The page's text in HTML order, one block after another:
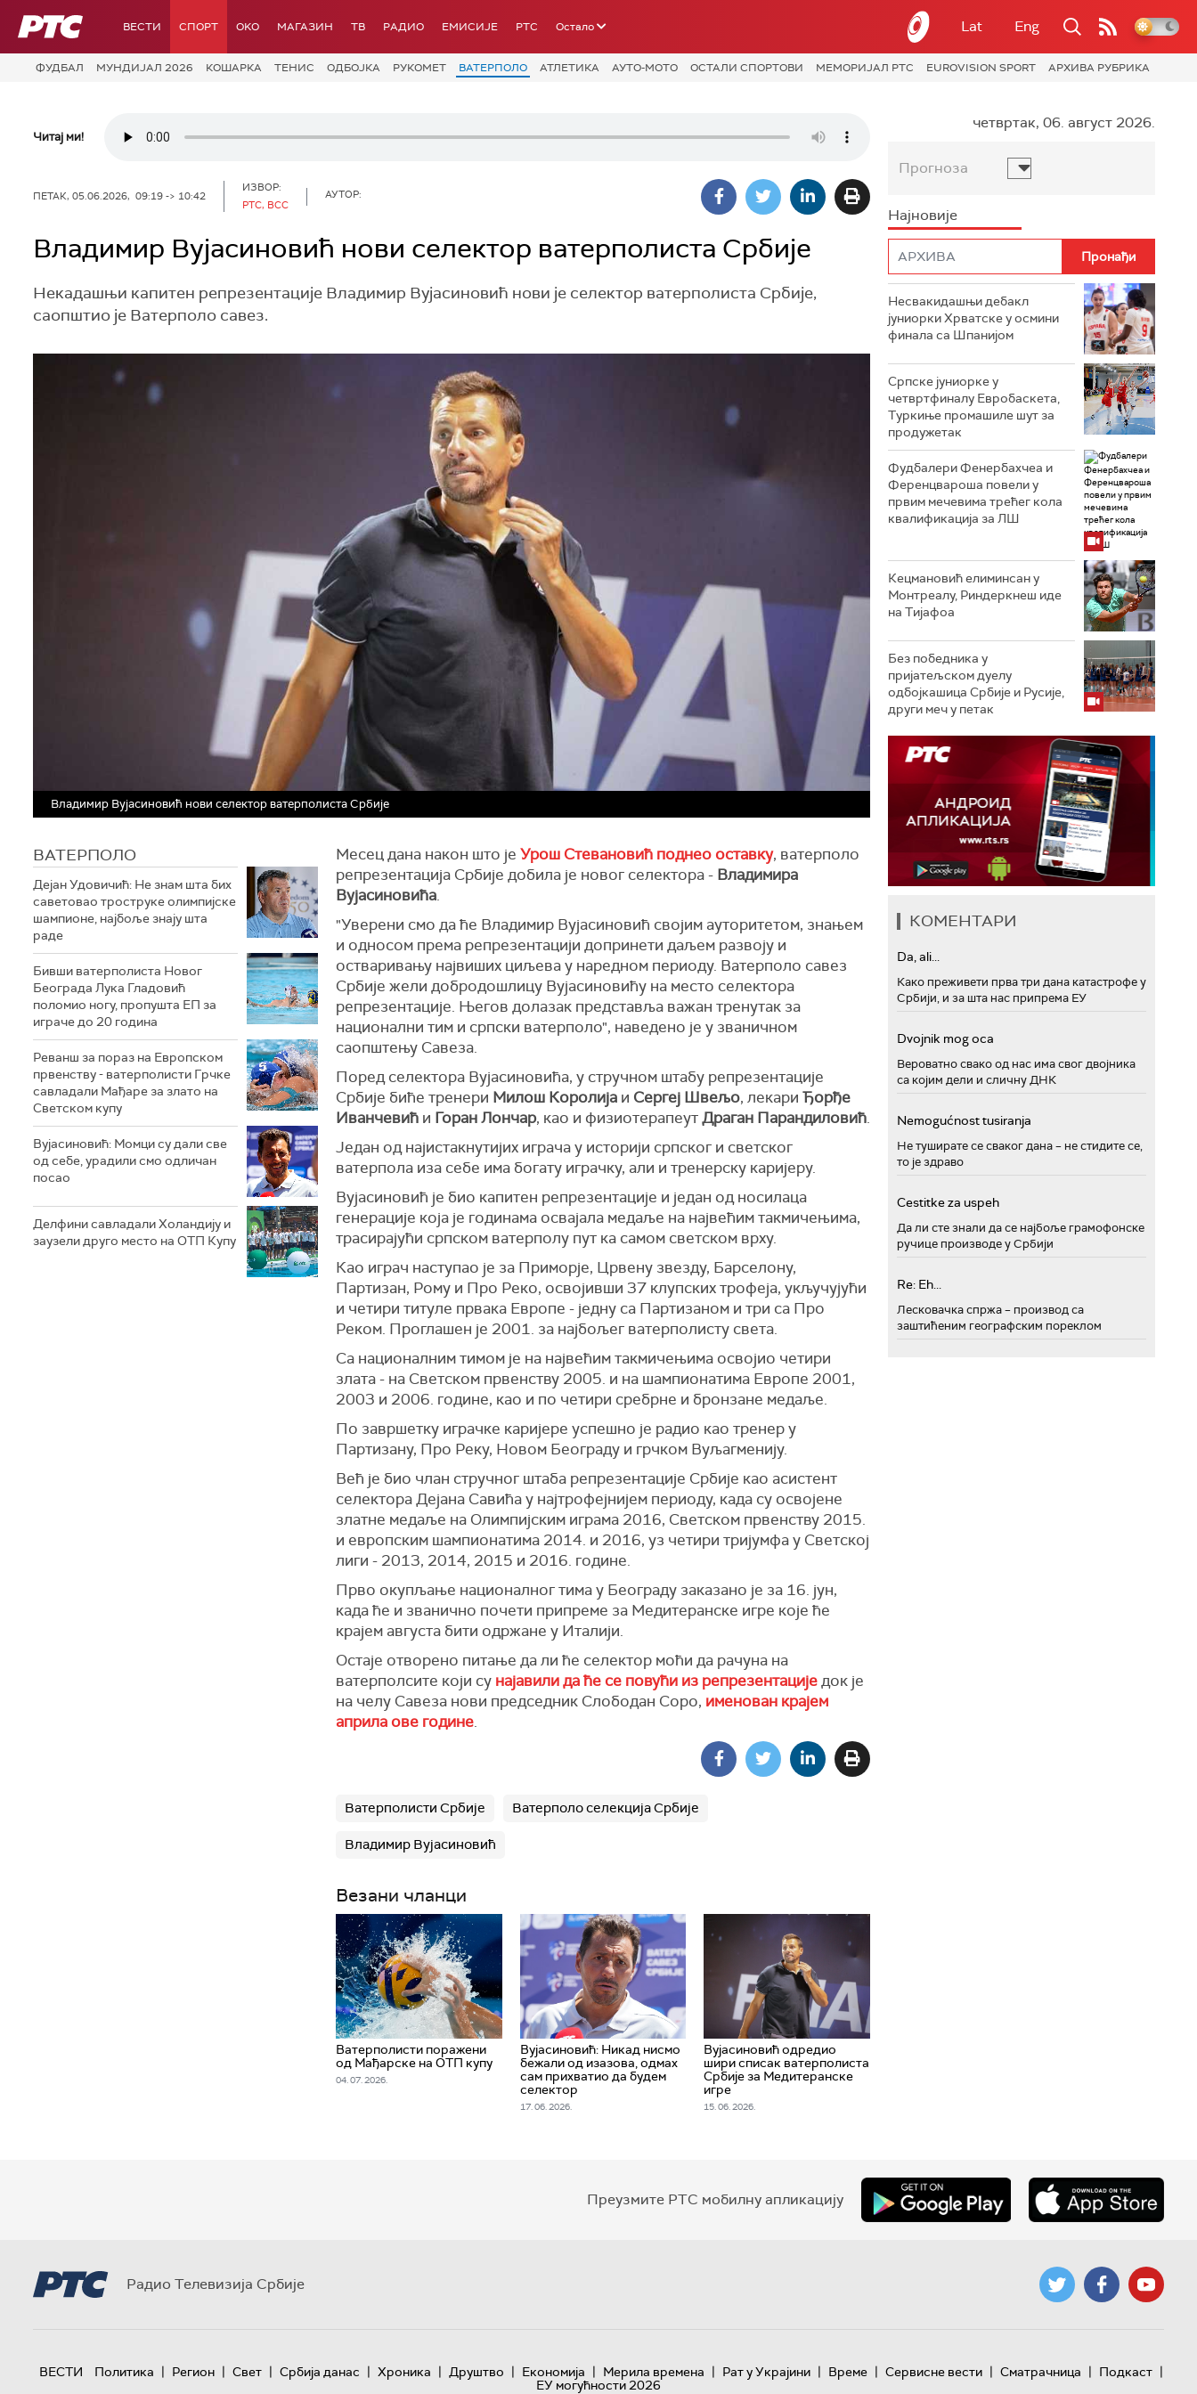
РТС ВЕСТИ СПОРТ OKO МАГАЗИН ТВ РАДИО ЕМИСИЈЕ РТС Остало Lat Eng
ФУДБАЛ МУНДИЈАЛ 2026 КОШАРКА ТЕНИС ОДБОЈКА РУКОМЕТ ВАТЕРПОЛО АТЛЕТИКА АУТО-МОТО ОСТАЛИ СПОРТОВИ МЕМОРИЈАЛ РТС EUROVISION SPORT АРХИВА РУБРИКА
Читај ми!
ПЕТАК, 05.06.2026, 09:19 -> 10:42
ИЗВОР:
РТС, ВСС
АУТОР:
Владимир Вујасиновић нови селектор ватерполиста Србије
Некадашњи капитен репрезентације Владимир Вујасиновић нови је селектор ватерполиста Србије,
саопштио је Ватерполо савез.
Владимир Вујасиновић нови селектор ватерполиста Србије
ВАТЕРПОЛО
Дејан Удовичић: Не знам шта бих
саветовао троструке олимпијске
шампионе, најбоље знају шта
раде
Бивши ватерполиста Новог
Београда Лука Гладовић
поломио ногу, пропушта ЕП за
играче до 20 година
Реванш за пораз на Европском
првенству - ватерполисти Грчке
савладали Мађаре за злато на
Светском купу
Вујасиновић: Момци су дали све
од себе, урадили смо одличан
посао
Делфини савладали Холандију и
заузели друго место на ОТП Купу
Месец дана након што је Урош Стевановић поднео оставку, ватерполо
репрезентација Србије добила је новог селектора - Владимира
Вујасиновића.
"Уверени смо да ће Владимир Вујасиновић својим ауторитетом, знањем
и односом према репрезентацији допринети даљем развоју и
остваривању највиших циљева у наредном периоду. Ватерполо савез
Србије жели добродошлицу Вујасиновићу на место селектора
репрезентације. Његов долазак представља важан тренутак за
национални тим и српски ватерполо", наведено је у званичном
саопштењу Савеза.
Поред селектора Вујасиновића, у стручном штабу репрезентације
Србије биће тренери Милош Королија и Сергеј Швељо, лекари Ђорђе
Иванчевић и Горан Лончар, као и физиотерапеутДраган Парандиловић.
Један од најистакнутијих играча у историји српског и светског
ватерпола иза себе има богату играчку, али и тренерску каријеру.
Вујасиновић је био капитен репрезентације и један од носилаца
генерације која је годинама освајала медаље на највећим такмичењима,
трасирајући српском ватерполу пут ка самом светском врху.
Као играч наступао је за Приморје, Црвену звезду, Барселону,
Партизан, Рому и Про Реко, освојивши 37 клупских трофеја, укључујући
и четири титуле првака Европе - једну са Партизаном и три са Про
Реком. Проглашен је 2001. за најбољег ватерполисту света.
Са националним тимом је на највећим такмичењима освојио четири
злата - на Светском првенству 2005. и на шампионатима Европе 2001,
2003 и 2006. године, као и по четири сребрне и бронзане медаље.
По завршетку играчке каријере успешно је радио као тренер у
Партизану, Про Реку, Новом Београду и грчком Вуљагменију.
Већ је био члан стручног штаба репрезентације Србије као асистент
селектора Дејана Савића у најтрофејнијем периоду, када су освојене
златне медаље на Олимпијским играма 2016, Светском првенству 2015.
и европским шампионатима 2014. и 2016, уз четири тријумфа у Светској
лиги - 2013, 2014, 2015 и 2016. године.
Прво окупљање националног тима у Београду заказано је за 16. јун,
када ће и званично почети припреме за Медитеранске игре које ће
крајем августа бити одржане у Италији.
Остаје отворено питање да ли ће селектор моћи да рачуна на
ватерполсите који су најавили да ће се повући из репрезентациједок је
на челу Савеза нови председник Слободан Соро, именован крајем
априла ове године.
Ватерполисти Србије Ватерполо селекција Србије
Владимир Вујасиновић
Везани чланци
Ватерполисти поражени
од Мађарске на ОТП купу
04. 07. 2026.
Вујасиновић: Никад нисмо
бежали од изазова, одмах
сам прихватио да будем
селектор
17. 06. 2026.
Вујасиновић одредио
шири списак ватерполиста
Србије за Медитеранске
игре
15. 06. 2026.
четвртак, 06. август 2026.
Прогноза
Најновије
Несвакидашњи дебакл
јуниорки Хрватске у осмини
финала са Шпанијом
Српске јуниорке у
четвртфиналу Евробаскета,
Туркиње промашиле шут за
продужетак
Фудбалери Фенербахчеа и
Ференцвароша повели у
првим мечевима трећег кола
квалификација за ЛШ
Кецмановић елиминсан у
Монтреалу, Риндеркнеш иде
на Тијафоа
Без победника у
пријатељском дуелу
одбојкашица Србије и Русије,
други меч у петак
КОМЕНТАРИ
Da, ali...
Како преживети прва три дана катастрофе у
Србији, и за шта нас припрема ЕУ
Dvojnik mog oca
Вероватно свако од нас има свог двојника
са којим дели и сличну ДНК
Nemogućnost tusiranja
Не туширате се сваког дана – не стидите се,
то је здраво
Cestitke za uspeh
Да ли сте знали да се најбоље грамофонске
ручице производе у Србији
Re: Eh...
Лесковачка спржа – производ са
заштићеним географским пореклом
Преузмите РТС мобилну апликацију
Радио Телевизија Србије
ВЕСТИ Политика | Регион | Свет | Србија данас | Хроника | Друштво | Економија | Мерила времена | Рат у Украјини | Време | Сервисне вести | Сматрачница | Подкаст |
ЕУ могућности 2026